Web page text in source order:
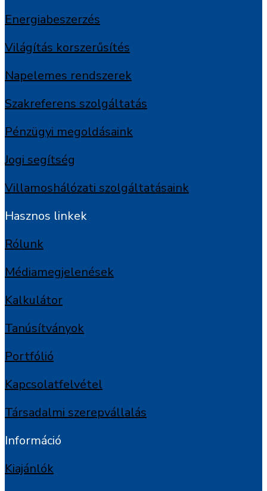
Energiabeszerzés
Világítás korszerűsítés
Napelemes rendszerek
Szakreferens szolgáltatás
Pénzügyi megoldásaink
Jogi segítség
Villamoshálózati szolgáltatásaink
Hasznos linkek
Rólunk
Médiamegjelenések
Kalkulátor
Tanúsítványok
Portfólió
Kapcsolatfelvétel
Társadalmi szerepvállalás
Információ
Kiajánlók